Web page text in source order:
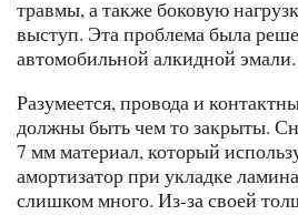
травмы, а также боковую
выступ. Эта проблема была
автомобильной алкидной эмали.
Разумеется, провода и
должны быть чем то закрыты.
7 мм материал, который
амортизатор при укладке
слишком много. Из-за своей